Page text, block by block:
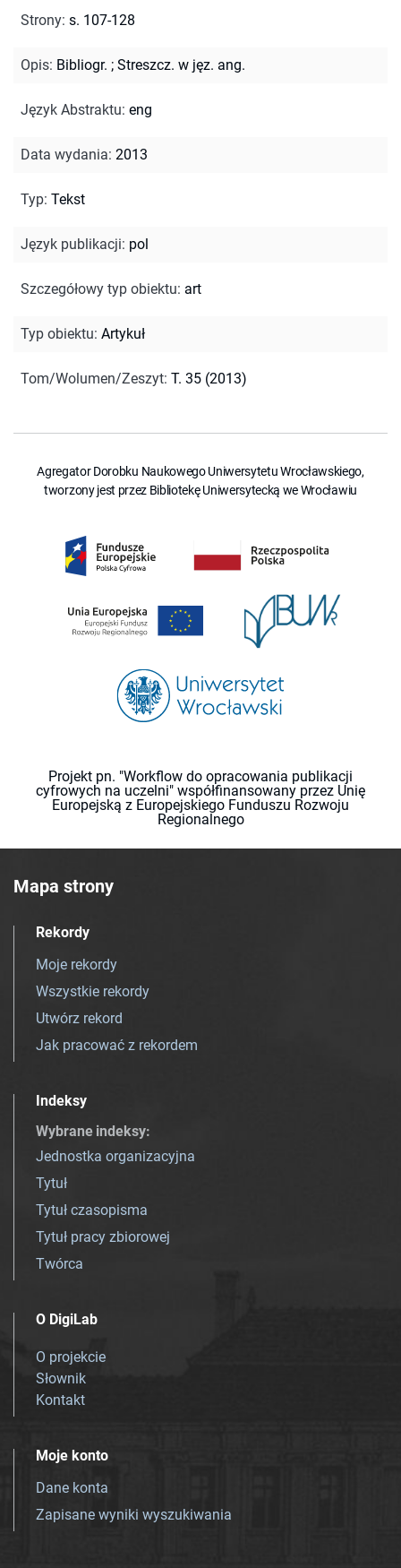
Strony: s. 107-128
Opis: Bibliogr. ; Streszcz. w jęz. ang.
Język Abstraktu: eng
Data wydania: 2013
Typ: Tekst
Język publikacji: pol
Szczegółowy typ obiektu: art
Typ obiektu: Artykuł
Tom/Wolumen/Zeszyt: T. 35 (2013)
Agregator Dorobku Naukowego Uniwersytetu Wrocławskiego,
tworzony jest przez Bibliotekę Uniwersytecką we Wrocławiu
Projekt pn. "Workflow do opracowania publikacji
cyfrowych na uczelni" współfinansowany przez Unię
Europejską z Europejskiego Funduszu Rozwoju
Regionalnego
Mapa strony
Rekordy
Moje rekordy
Wszystkie rekordy
Utwórz rekord
Jak pracować z rekordem
Indeksy
Wybrane indeksy:
Jednostka organizacyjna
Tytuł
Tytuł czasopisma
Tytuł pracy zbiorowej
Twórca
O DigiLab
O projekcie
Słownik
Kontakt
Moje konto
Dane konta
Zapisane wyniki wyszukiwania